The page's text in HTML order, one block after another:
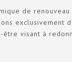
de
exclusivement
visant à